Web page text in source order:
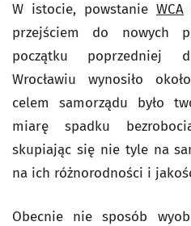
W istocie, powstanie WCA
przejściem do nowych
początku poprzedniej
Wrocławiu wynosiło
celem samorządu było
miarę spadku
skupiając się nie tyle na
na ich różnorodności i
Obecnie nie sposób